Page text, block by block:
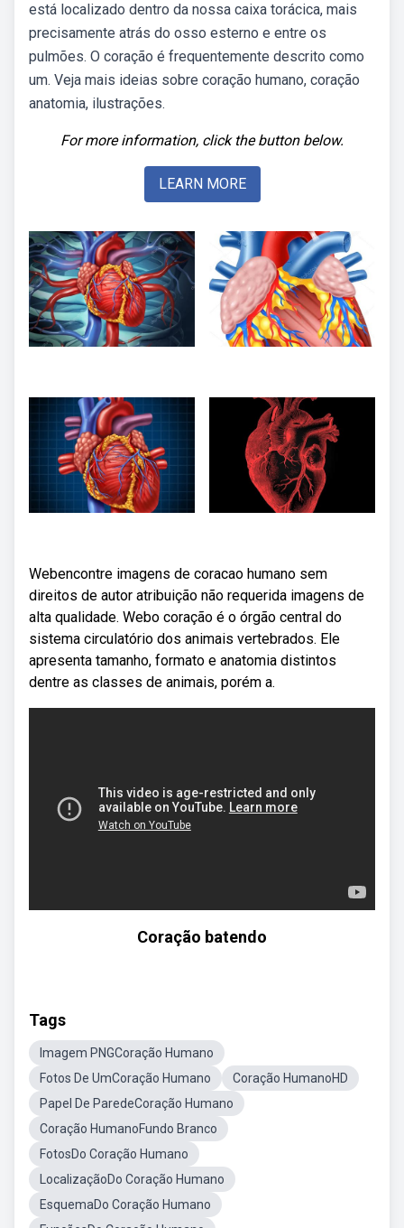
está localizado dentro da nossa caixa torácica, mais
precisamente atrás do osso esterno e entre os
pulmões. O coração é frequentemente descrito como
um. Veja mais ideias sobre coração humano, coração
anatomia, ilustrações.
For more information, click the button below.
LEARN MORE
Webencontre imagens de coracao humano sem
direitos de autor atribuição não requerida imagens de
alta qualidade. Webo coração é o órgão central do
sistema circulatório dos animais vertebrados. Ele
apresenta tamanho, formato e anatomia distintos
dentre as classes de animais, porém a.
Coração batendo
Tags
Imagem PNGCoração Humano
Fotos De UmCoração Humano
Coração HumanoHD
Papel De ParedeCoração Humano
Coração HumanoFundo Branco
FotosDo Coração Humano
LocalizaçãoDo Coração Humano
EsquemaDo Coração Humano